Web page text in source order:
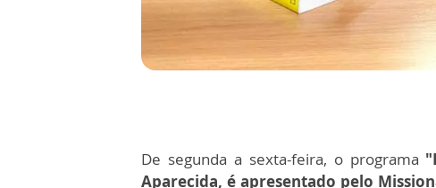
De segunda a sexta-feira, o programa
Aparecida, é apresentado pelo